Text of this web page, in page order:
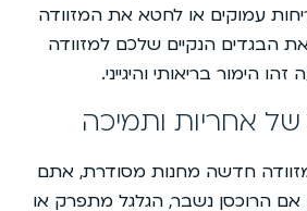
עמוקים או לחטא את המזוודה
הבגדים הנקיים שלכם למזוודה
הימור בריאותי והיגייני.
אחריות ותמיכה
חדשה מחנות מסודרת, אתם
אם הרוכסן נשבר, הגלגל מתפרק או